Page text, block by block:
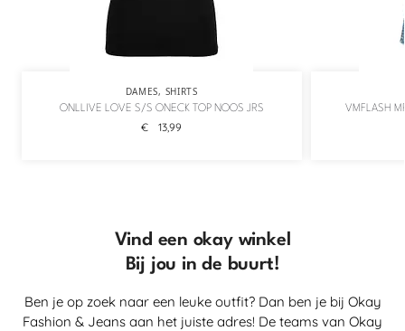
DAMES, SHIRTS
ONLLIVE LOVE S/S ONECK TOP NOOS JRS
€ 13,99
VMFLASH
Vind een okay winkel
Bij jou in de buurt!
Ben je op zoek naar een leuke outfit? Dan ben je bij Okay
Fashion & Jeans aan het juiste adres! De teams van Okay